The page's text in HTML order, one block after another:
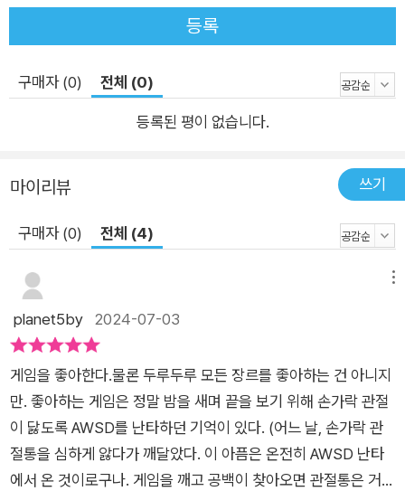
등록
구매자 (0) 전체 (0)
등록된 평이 없습니다.
마이리뷰 쓰기
구매자 (0) 전체 (4)
planet5by 2024-07-03
게임을 좋아한다.물론 두루두루 모든 장르를 좋아하는 건 아니지
만. 좋아하는 게임은 정말 밤을 새며 끝을 보기 위해 손가락 관절
이 닳도록 AWSD를 난타하던 기억이 있다. (어느 날, 손가락 관
절통을 심하게 앓다가 깨달았다. 이 아픔은 온전히 AWSD 난타
에서 온 것이로구나. 게임을 깨고 공백이 찾아오면 관절통은 거짓